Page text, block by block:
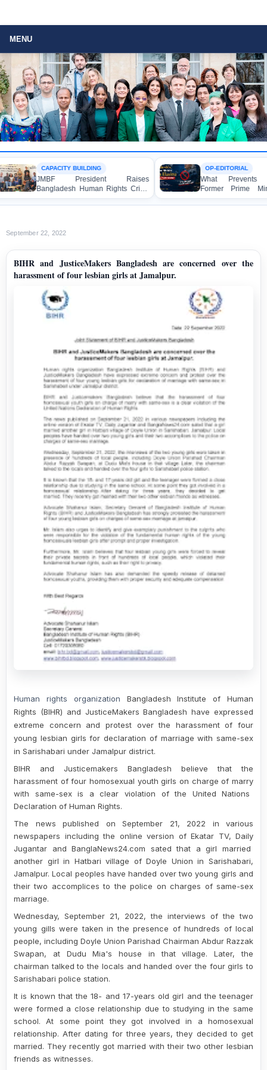
MENU
CAPACITY BUILDING
JMBF President Raises
Bangladesh Human Rights Crisis
with Enabel CEO in Brussels
OP-EDITORIAL
What Prevents
Former Prime
Hasina from
Media?
September 22, 2022
BIHR and JusticeMakers Bangladesh are concerned over the
harassment of four lesbian girls at Jamalpur.
Human rights organization Bangladesh Institute of Human
Rights (BIHR) and JusticeMakers Bangladeshhave expressed
extreme concern and protest over the harassmentof four
young lesbian girls for declaration of marriagewith same-sex
in Sarishabari under Jamalpur district.
BIHR and Justicemakers Bangladesh believe that the
harassment of four homosexual youth girls on charge of marry
with same-sex is a clear violation of the United Nations
Declaration of Human Rights.
The news published on September 21, 2022 in various
newspapers including the online version of Ekatar TV, Daily
Jugantar and BanglaNews24.com sated that a girl
married
another girl in Hatbari village of Doyle Union in Sarishabari,
Jamalpur. Local peoples have handed over two young girls and
their two accomplices to the police on charges of same-sex
marriage.
Wednesday, September 21, 2022, the interviews of the two
young gills were taken in the presence of hundreds of local
people, including Doyle Union Parishad Chairman Abdur Razzak
Swapan, at Dudu Mia's house in that village. Later, the
chairman talked to the locals and handed over the four girls to
Sarishabari police station.
It is known that the 18- and 17-years old girl and the teenager
were formed a close relationship due to studying in the same
school. At some point they got involved in a homosexual
relationship. After dating for three years, they decided to get
married. They recently got married with their two other lesbian
friends as witnesses.